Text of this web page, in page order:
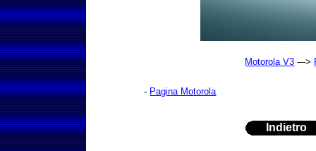
Motorola V3 --->
- Pagina Motorola
Indietro